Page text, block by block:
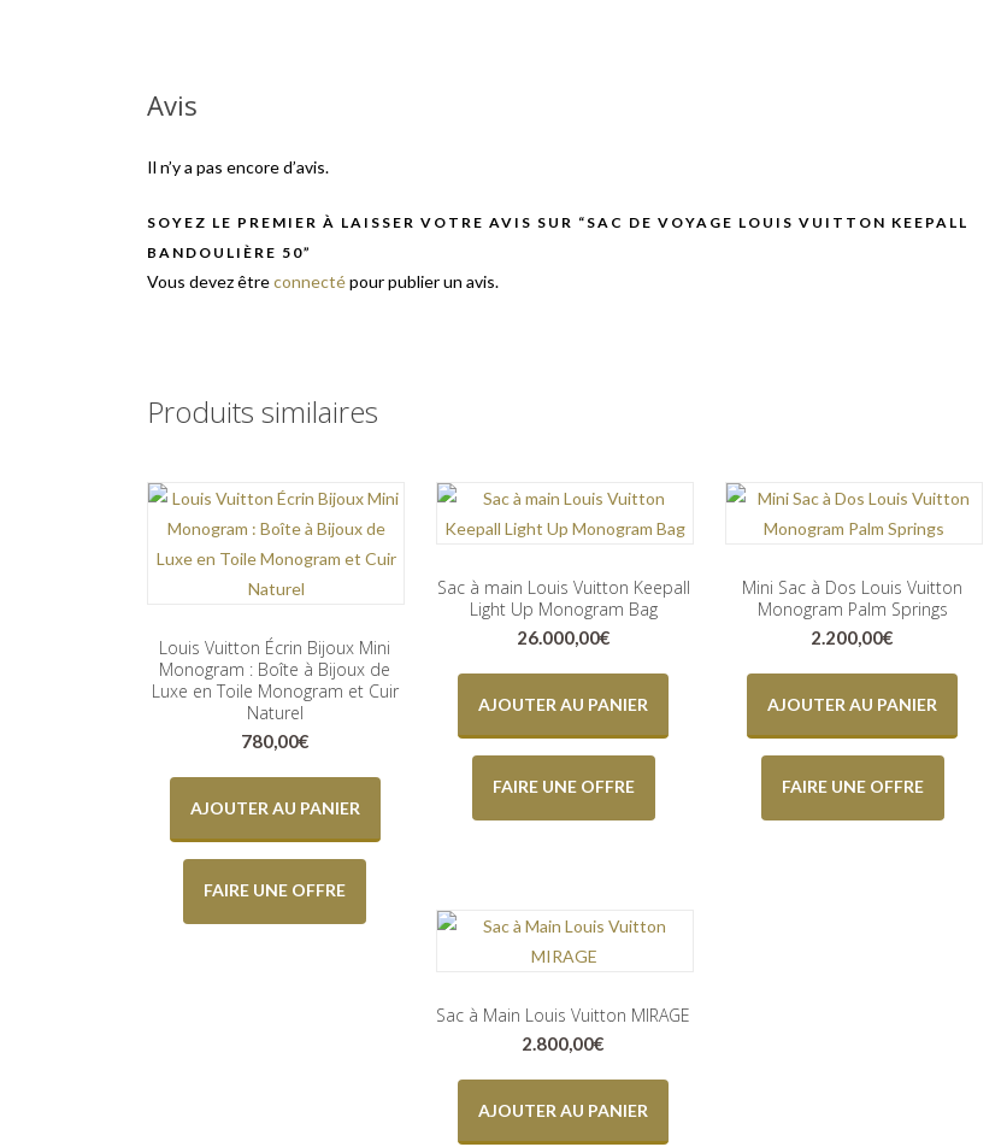
Avis
Il n’y a pas encore d’avis.
SOYEZ LE PREMIER À LAISSER VOTRE AVIS SUR “SAC DE VOYAGE LOUIS VUITTON KEEPALL
BANDOULIÈRE 50”
Vous devez êtreconnectépour publier un avis.
Produits similaires
Louis Vuitton Écrin Bijoux Mini
Monogram : Boîte à Bijoux de
Luxe en Toile Monogram et Cuir
Naturel
780,00€
AJOUTER AU PANIER
FAIRE UNE OFFRE
Sac à main Louis Vuitton Keepall
Light Up Monogram Bag
26.000,00€
AJOUTER AU PANIER
FAIRE UNE OFFRE
Mini Sac à Dos Louis Vuitton
Monogram Palm Springs
2.200,00€
AJOUTER AU PANIER
FAIRE UNE OFFRE
Sac à Main Louis Vuitton MIRAGE
2.800,00€
AJOUTER AU PANIER